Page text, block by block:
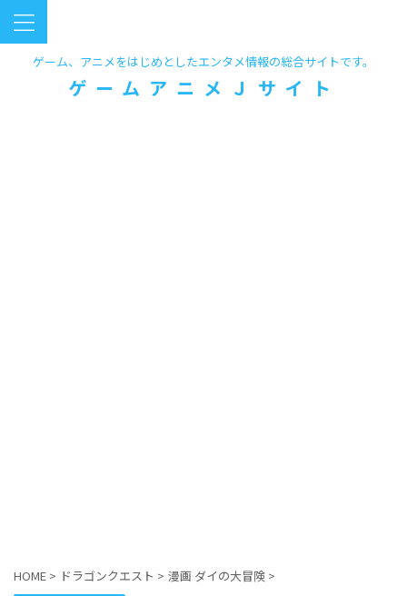
ゲーム、アニメをはじめとしたエンタメ情報の総合サイトです。
ゲームアニメＪサイト
HOME > ドラゴンクエスト > 漫画 ダイの大冒険 >